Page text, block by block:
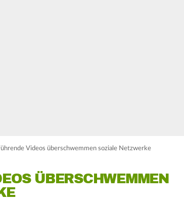
Videos überschwemmen soziale Netzwerke
ÜBERSCHWEMMEN